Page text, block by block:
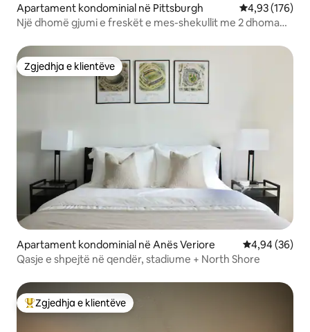
Apartament kondominial në Pittsburgh Vlerësimi
4,93 (176)
Një dhomë gjumi e freskët e mes-shekullit me 2 dhoma
Zgjedhja e klientëve
Zgjedhja e klientëve
Apartament kondominial në Anës Veriore Vlerësimi
4,94 (36)
Qasje e shpejtë në qendër, stadiume + North Shore
Më të mirat e zgjedhjeve të klientëve
Zgjedhja e klientëve